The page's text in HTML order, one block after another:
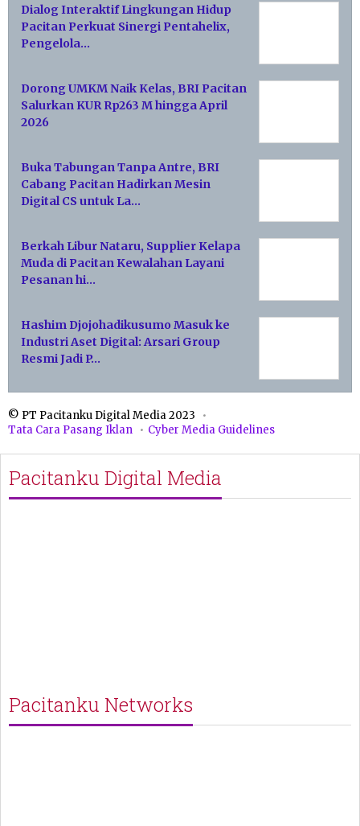
Dialog Interaktif Lingkungan Hidup
Pacitan Perkuat Sinergi Pentahelix,
Pengelola…
Dorong UMKM Naik Kelas, BRI Pacitan
Salurkan KUR Rp263 M hingga April
2026
Buka Tabungan Tanpa Antre, BRI
Cabang Pacitan Hadirkan Mesin
Digital CS untuk La…
Berkah Libur Nataru, Supplier Kelapa
Muda di Pacitan Kewalahan Layani
Pesanan hi…
Hashim Djojohadikusumo Masuk ke
Industri Aset Digital: Arsari Group
Resmi Jadi P…
© PT Pacitanku Digital Media 2023
Tata Cara Pasang Iklan
Cyber Media Guidelines
Pacitanku Digital Media
Pacitanku Networks